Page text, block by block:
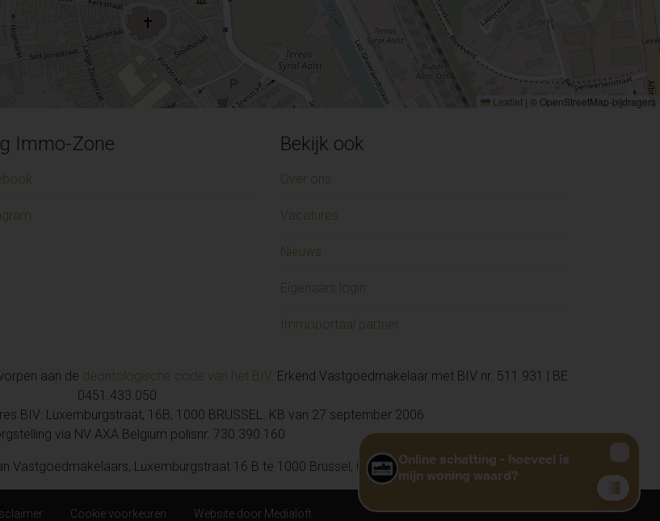
Leaflet | © OpenStreetMap-bijdragers
Immo-Zone Bekijk ook
Over ons
Vacatures
Nieuws
Eigenaars login
Immoportaal partner
aan de deontologische code van het BIV. Erkend Vastgoedmakelaar met BIV nr. 511 931 | BE
0451.433.050
BIV: Luxemburgstraat, 16B, 1000 BRUSSEL. KB van 27 september 2006
via NV AXA Belgium polisnr. 730.390.160
Vastgoedmakelaars, Luxemburgstraat 16 B te 1000 Brussel, 02 505 38 50, info@biv.be
Cookie voorkeuren Website door Medialoft